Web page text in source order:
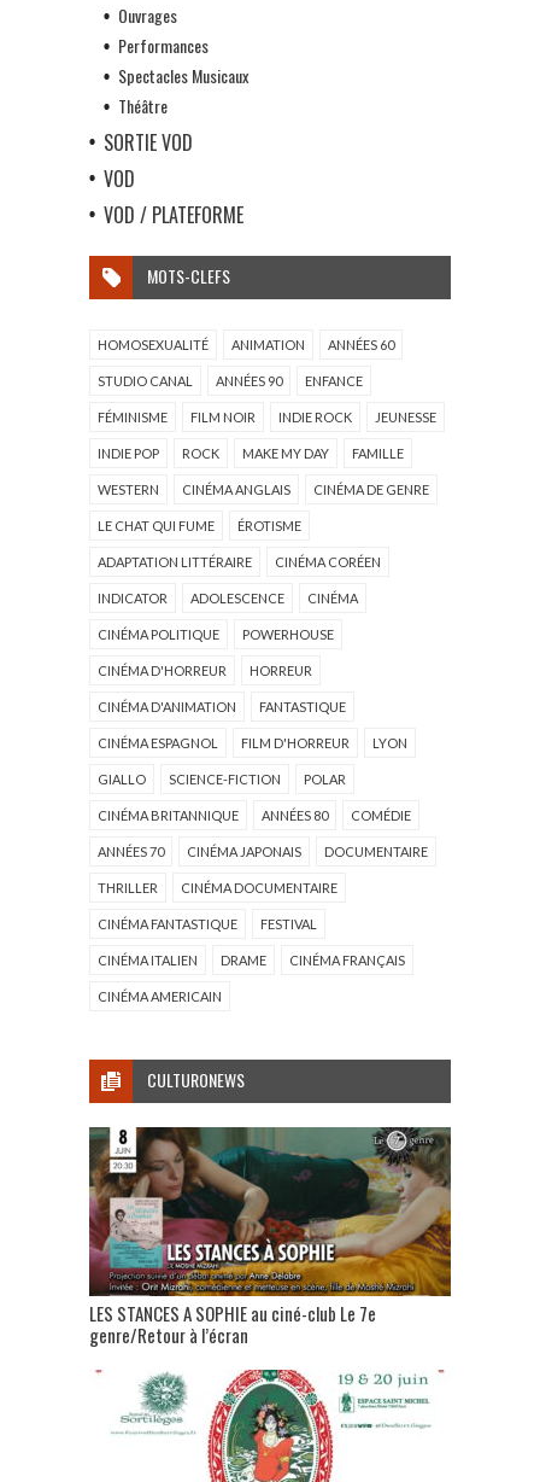
Ouvrages
Performances
Spectacles Musicaux
Théâtre
SORTIE VOD
VOD
VOD / PLATEFORME
MOTS-CLEFS
HOMOSEXUALITÉ ANIMATION ANNÉES 60
STUDIO CANAL ANNÉES 90 ENFANCE
FÉMINISME FILM NOIR INDIE ROCK JEUNESSE
INDIE POP ROCK MAKE MY DAY FAMILLE
WESTERN CINÉMA ANGLAIS CINÉMA DE GENRE
LE CHAT QUI FUME ÉROTISME
ADAPTATION LITTÉRAIRE CINÉMA CORÉEN
INDICATOR ADOLESCENCE CINÉMA
CINÉMA POLITIQUE POWERHOUSE
CINÉMA D'HORREUR HORREUR
CINÉMA D'ANIMATION FANTASTIQUE
CINÉMA ESPAGNOL FILM D'HORREUR LYON
GIALLO SCIENCE-FICTION POLAR
CINÉMA BRITANNIQUE ANNÉES 80 COMÉDIE
ANNÉES 70 CINÉMA JAPONAIS DOCUMENTAIRE
THRILLER CINÉMA DOCUMENTAIRE
CINÉMA FANTASTIQUE FESTIVAL
CINÉMA ITALIEN DRAME CINÉMA FRANÇAIS
CINÉMA AMERICAIN
CULTURONEWS
LES STANCES A SOPHIE au ciné-club Le 7e
genre/Retour à l’écran